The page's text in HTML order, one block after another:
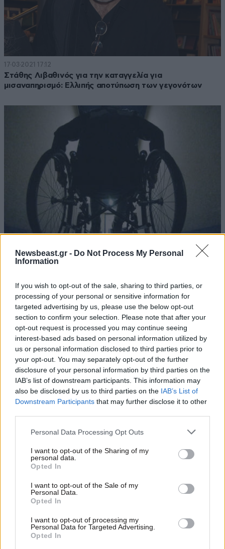
Newsbeast.gr - Do Not Process My Personal
Information
If you wish to opt-out of the sale, sharing to third parties, or
processing of your personal or sensitive information for
targeted advertising by us, please use the below opt-out
section to confirm your selection. Please note that after your
opt-out request is processed you may continue seeing
interest-based ads based on personal information utilized by
us or personal information disclosed to third parties prior to
your opt-out. You may separately opt-out of the further
disclosure of your personal information by third parties on the
IAB’s list of downstream participants. This information may
also be disclosed by us to third parties on the IAB’s List of
Downstream Participants that may further disclose it to other
Please note that this website/app uses one or more Google
not limited to your visit or usage behaviour. You may click to
grant or deny consent to Google and its third-party tags to
use your data for below specified purposes in below Google
consent section.
Personal Data Processing Opt Outs
I want to opt-out of the Sharing of my
personal data.
Opted In
I want to opt-out of the Sale of my
Personal Data.
Opted In
I want to opt-out of processing my
Personal Data for Targeted Advertising.
Opted In
17·03·2021 17:12
Στάθης Λιβαθινός για την καταγγελία για
μισαναπηρισμό: Ελλιπής αποτύπωση των γεγονότων
27·04·2020 15:24
Κορονοϊός: Μήνυμα ζωής από 29χρονο καθηλωμένο σε
Λήστεψαν με την απειλή μαχαιριού ανάπηρο στα Χανιά